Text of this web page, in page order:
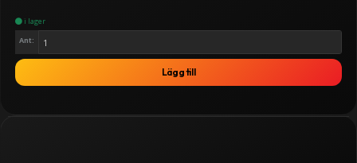
i lager
Ant:
Lägg till